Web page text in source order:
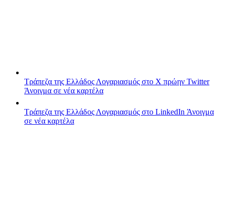
Τράπεζα της Ελλάδος Λογαριασμός στο X πρώην Twitter
Άνοιγμα σε νέα καρτέλα
Τράπεζα της Ελλάδος Λογαριασμός στο LinkedIn Άνοιγμα
σε νέα καρτέλα